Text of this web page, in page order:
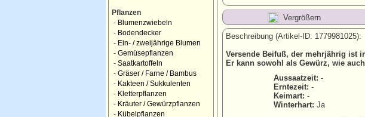
Pflanzen
- Blumenzwiebeln
- Bodendecker
- Ein- / zweijährige Blumen
- Gemüsepflanzen
- Saatkartoffeln
- Gräser / Farne / Bambus
- Kakteen / Sukkulenten
- Kletterpflanzen
- Kräuter / Gewürzpflanzen
- Kübelpflanzen
Vergrößern
Beschreibung (Artikel-ID: 1779981025):
Versende Beifuß, der mehrjährig ist
Er kann sowohl als Gewürz, wie
Aussaatzeit: -
Erntezeit: -
Keimart: -
Winterhart: Ja